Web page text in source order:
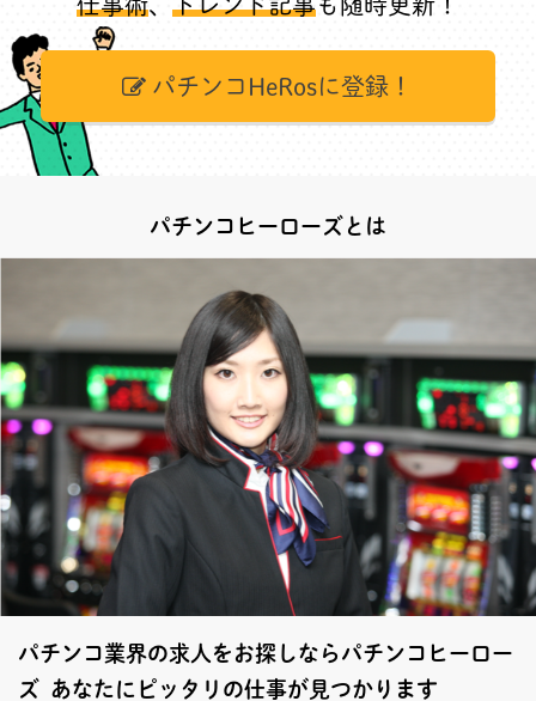
仕事術、 トレンド記事も随時更新！
パチンコHeRosに登録！
パチンコヒーローズとは
パチンコ業界の求人をお探しならパチンコヒーロー
ズ あなたにピッタリの仕事が見つかります